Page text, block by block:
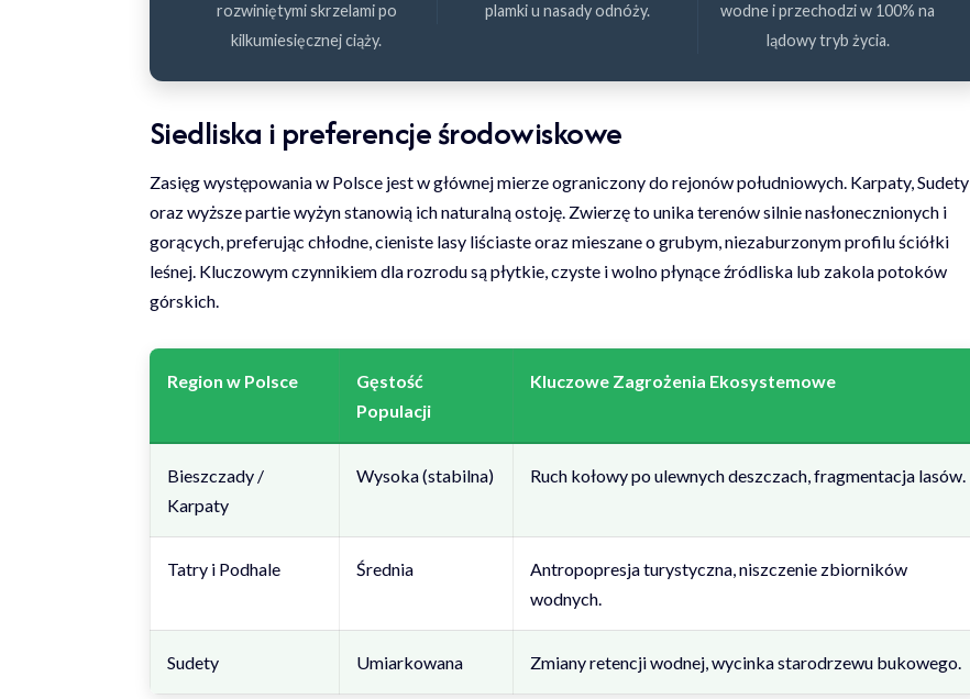
rozwiniętymi skrzelami po
kilkumiesięcznej ciąży.
plamki u nasady odnóży.
wodne i przechodzi w 100% na
lądowy tryb życia.
Siedliska i preferencje środowiskowe
Zasięg występowania w Polsce jest w głównej mierze ograniczony do rejonów południowych. Karpaty, Sudety
oraz wyższe partie wyżyn stanowią ich naturalną ostoję. Zwierzę to unika terenów silnie nasłonecznionych i
gorących, preferując chłodne, cieniste lasy liściaste oraz mieszane o grubym, niezaburzonym profilu ściółki
leśnej. Kluczowym czynnikiem dla rozrodu są płytkie, czyste i wolno płynące źródliska lub zakola potoków
górskich.
Region w Polsce
Gęstość
Populacji
Kluczowe Zagrożenia Ekosystemowe
Bieszczady /
Karpaty
Wysoka (stabilna) Ruch kołowy po ulewnych deszczach, fragmentacja lasów.
Tatry i Podhale Średnia
Antropopresja turystyczna, niszczenie zbiorników
wodnych.
Sudety Umiarkowana Zmiany retencji wodnej, wycinka starodrzewu bukowego.